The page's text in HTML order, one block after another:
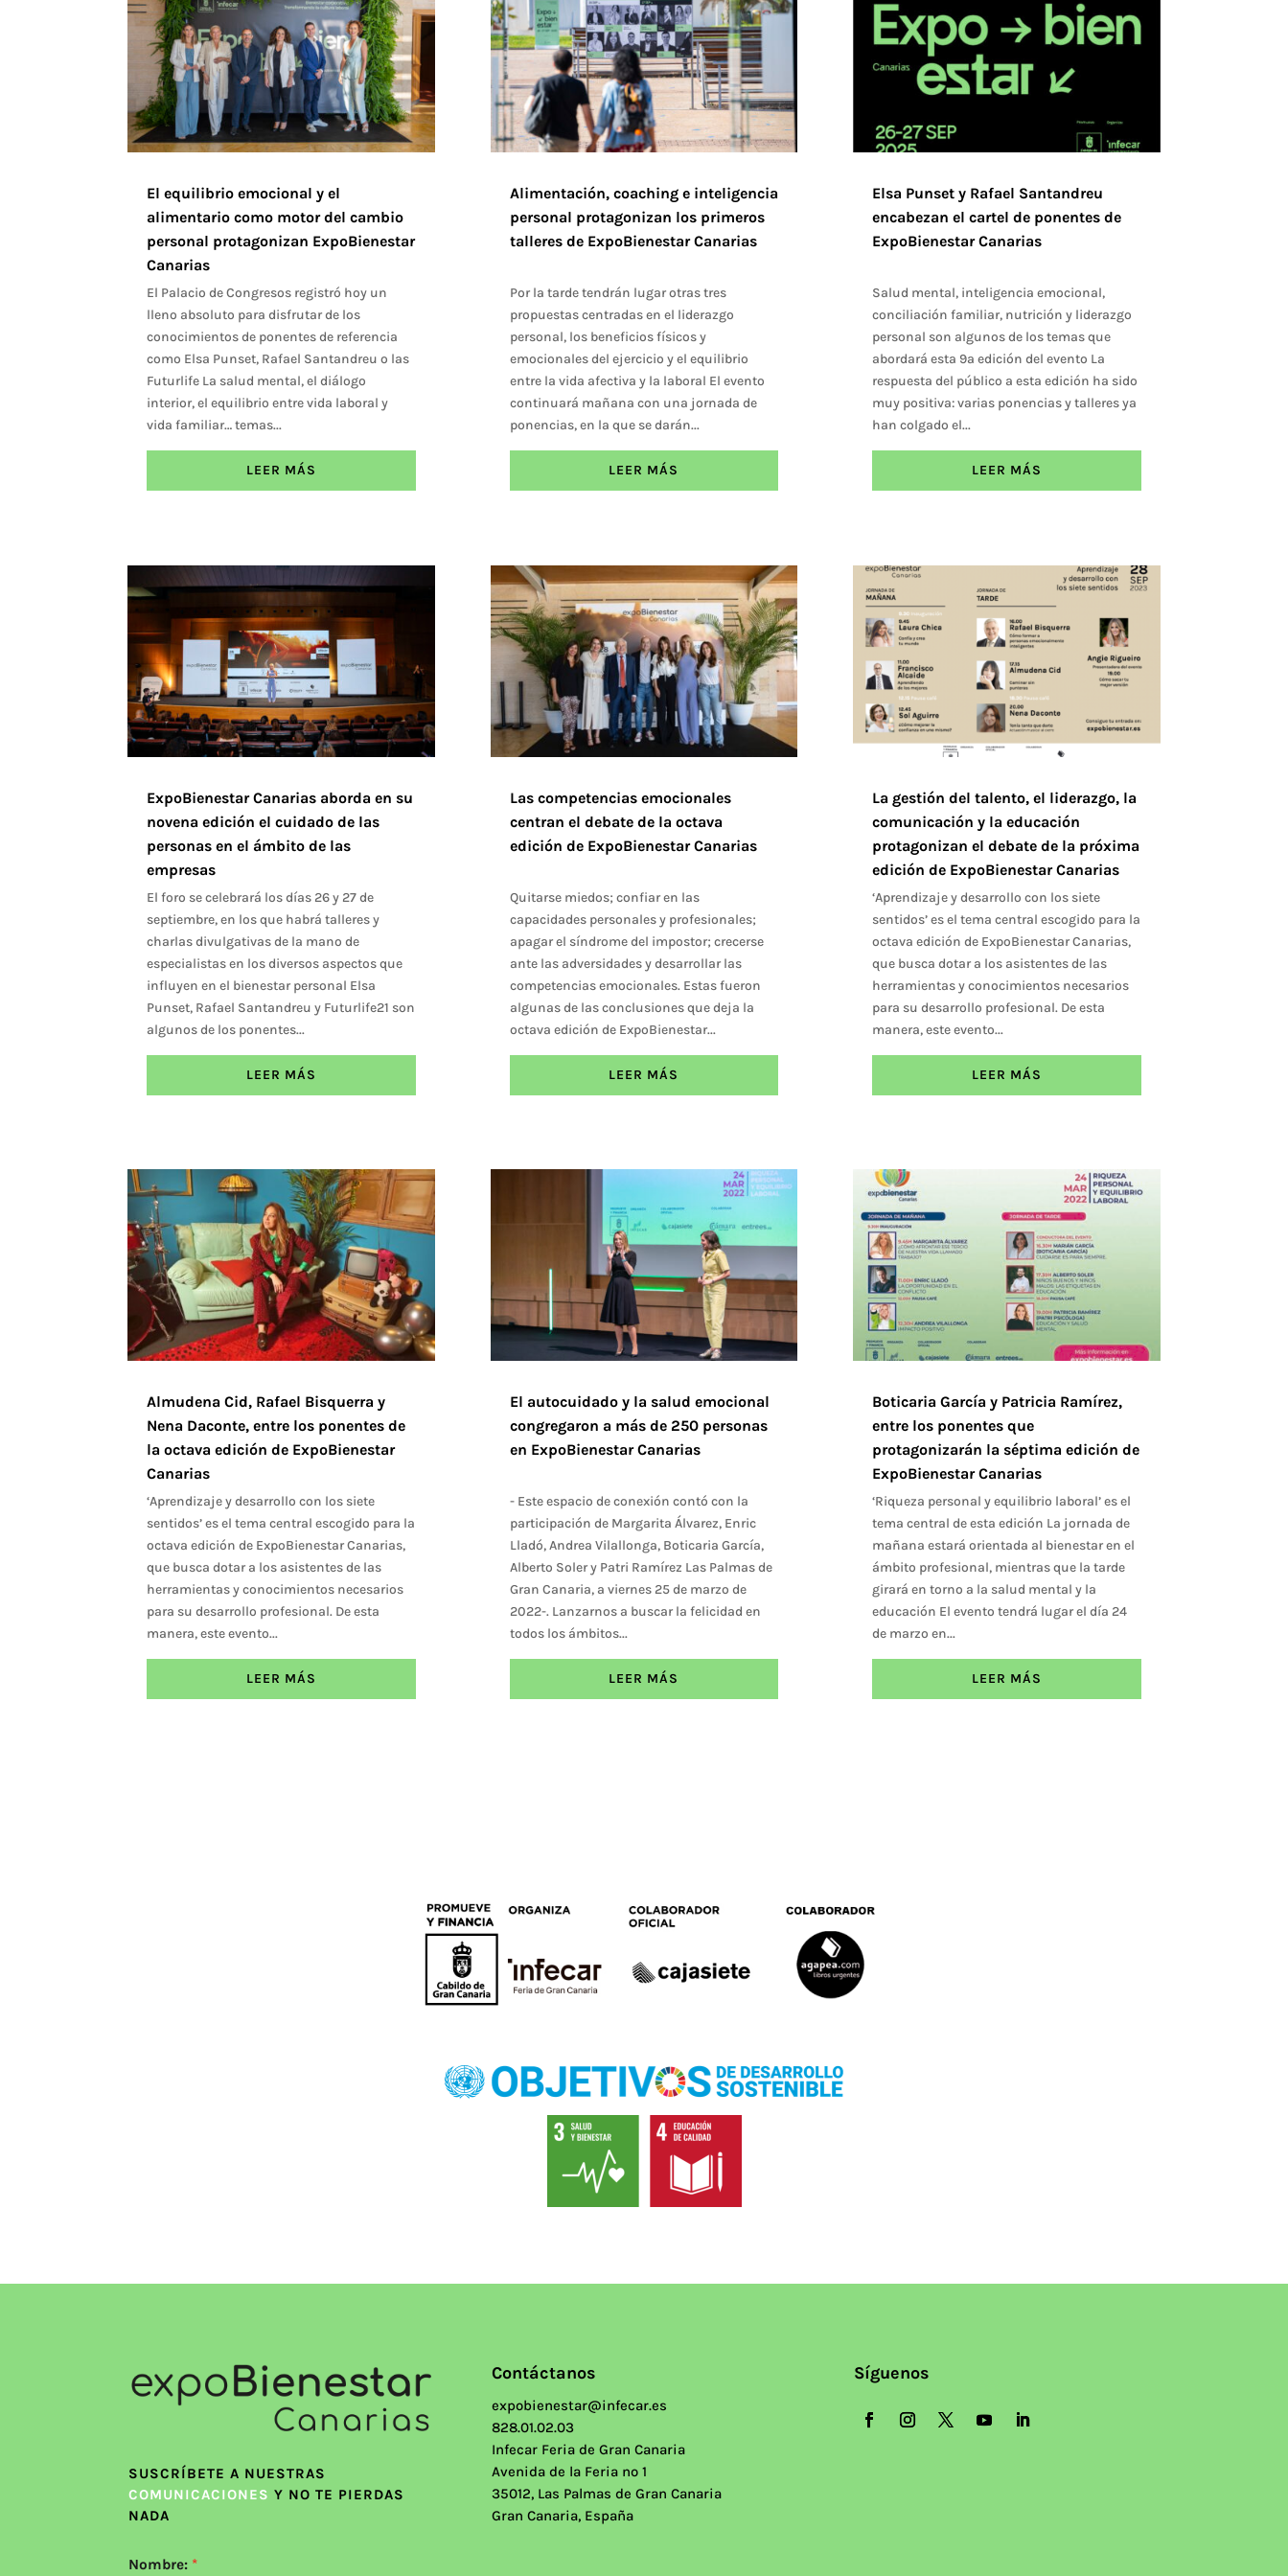
El equilibrio emocional y el
alimentario como motor del cambio
personal protagonizan ExpoBienestar
Canarias
El Palacio de Congresos registró hoy un
lleno absoluto para disfrutar de los
conocimientos de ponentes de referencia
como Elsa Punset, Rafael Santandreu o las
Futurlife La salud mental, el diálogo
interior, el equilibrio entre vida laboral y
vida familiar… temas...
LEER MÁS
ExpoBienestar Canarias aborda en su
novena edición el cuidado de las
personas en el ámbito de las
empresas
El foro se celebrará los días 26 y 27 de
septiembre, en los que habrá talleres y
charlas divulgativas de la mano de
especialistas en los diversos aspectos que
influyen en el bienestar personal Elsa
Punset, Rafael Santandreu y Futurlife21 son
algunos de los ponentes...
LEER MÁS
Almudena Cid, Rafael Bisquerra y
Nena Daconte, entre los ponentes de
la octava edición de ExpoBienestar
Canarias
‘Aprendizaje y desarrollo con los siete
sentidos’ es el tema central escogido para la
octava edición de ExpoBienestar Canarias,
que busca dotar a los asistentes de las
herramientas y conocimientos necesarios
para su desarrollo profesional. De esta
manera, este evento...
LEER MÁS
Alimentación, coaching e inteligencia
personal protagonizan los primeros
talleres de ExpoBienestar Canarias
Por la tarde tendrán lugar otras tres
propuestas centradas en el liderazgo
personal, los beneficios físicos y
emocionales del ejercicio y el equilibrio
entre la vida afectiva y la laboral El evento
continuará mañana con una jornada de
ponencias, en la que se darán...
LEER MÁS
Las competencias emocionales
centran el debate de la octava
edición de ExpoBienestar Canarias
Quitarse miedos; confiar en las
capacidades personales y profesionales;
apagar el síndrome del impostor; crecerse
ante las adversidades y desarrollar las
competencias emocionales. Estas fueron
algunas de las conclusiones que deja la
octava edición de ExpoBienestar...
LEER MÁS
El autocuidado y la salud emocional
congregaron a más de 250 personas
en ExpoBienestar Canarias
- Este espacio de conexión contó con la
participación de Margarita Álvarez, Enric
Lladó, Andrea Vilallonga, Boticaria García,
Alberto Soler y Patri Ramírez Las Palmas de
Gran Canaria, a viernes 25 de marzo de
2022-. Lanzarnos a buscar la felicidad en
todos los ámbitos...
LEER MÁS
Elsa Punset y Rafael Santandreu
encabezan el cartel de ponentes de
ExpoBienestar Canarias
Salud mental, inteligencia emocional,
conciliación familiar, nutrición y liderazgo
personal son algunos de los temas que
abordará esta 9ª edición del evento La
respuesta del público a esta edición ha sido
muy positiva: varias ponencias y talleres ya
han colgado el...
LEER MÁS
La gestión del talento, el liderazgo, la
comunicación y la educación
protagonizan el debate de la próxima
edición de ExpoBienestar Canarias
‘Aprendizaje y desarrollo con los siete
sentidos’ es el tema central escogido para la
octava edición de ExpoBienestar Canarias,
que busca dotar a los asistentes de las
herramientas y conocimientos necesarios
para su desarrollo profesional. De esta
manera, este evento...
LEER MÁS
Boticaria García y Patricia Ramírez,
entre los ponentes que
protagonizarán la séptima edición de
ExpoBienestar Canarias
‘Riqueza personal y equilibrio laboral’ es el
tema central de esta edición La jornada de
mañana estará orientada al bienestar en el
ámbito profesional, mientras que la tarde
girará en torno a la salud mental y la
educación El evento tendrá lugar el día 24
de marzo en...
LEER MÁS
SUSCRÍBETE A NUESTRAS
COMUNICACIONES Y NO TE PIERDAS
NADA
Nombre:
Contáctanos
expobienestar@infecar.es
828.01.02.03
Infecar Feria de Gran Canaria
Avenida de la Feria nº 1
35012, Las Palmas de Gran Canaria
Gran Canaria, España
Síguenos